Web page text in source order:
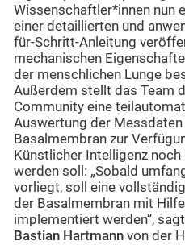
Wissenschaftler*innen nun
einer detaillierten und
für-Schritt-Anleitung
mechanischen
der menschlichen Lunge
Außerdem stellt das Team
Community eine
Auswertung der
Basalmembran zur
Künstlicher Intelligenz
werden soll: „Sobald
vorliegt, soll eine
der Basalmembran mit
implementiert werden“,
Bastian Hartmann von der